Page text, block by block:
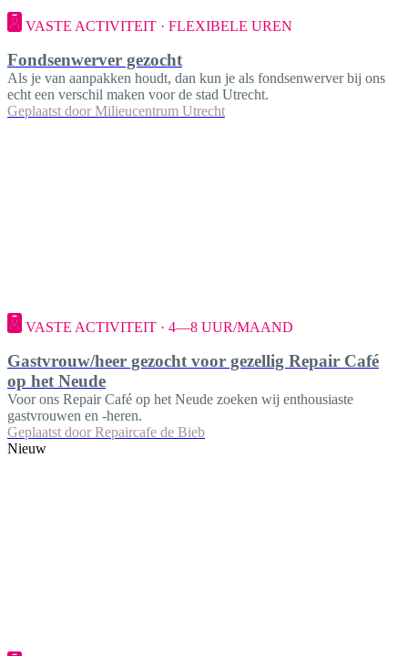
VASTE ACTIVITEIT · FLEXIBELE UREN
Fondsenwerver gezocht
Als je van aanpakken houdt, dan kun je als fondsenwerver bij ons
echt een verschil maken voor de stad Utrecht.
Geplaatst door Milieucentrum Utrecht
VASTE ACTIVITEIT · 4—8 UUR/MAAND
Gastvrouw/heer gezocht voor gezellig Repair Café
op het Neude
Voor ons Repair Café op het Neude zoeken wij enthousiaste
gastvrouwen en -heren.
Geplaatst door Repaircafe de Bieb
Nieuw